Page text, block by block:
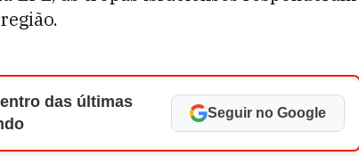
das últimas
Seguir no Google